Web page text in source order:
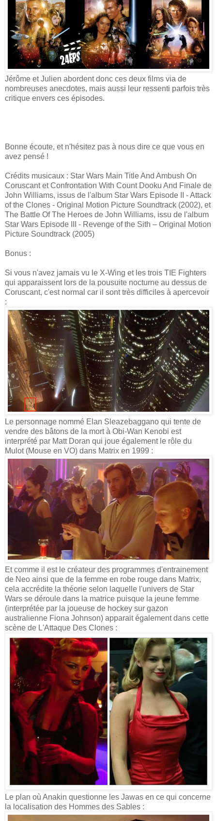
Jérôme et Julien abordent donc ces deux films via de
nombreuses anecdotes, mais aussi leur ressenti parfois très
critique envers ces épisodes.
Bonne écoute, et n'hésitez pas à nous dire ce que vous en
avez pensé !
Crédits musicaux : Star Wars Main Title And Ambush On
Coruscant et Confrontation With Count Dooku And Finale de
John Williams, issus de l'album Star Wars Episode II - Attack
of the Clones - Original Motion Picture Soundtrack (2002), et
The Battle Of The Heroes de John Williams, issu de l'album
Star Wars Episode III - Revenge of the Sith – Original Motion
Picture Soundtrack (2005)
Bonus :
Si vous n'avez jamais vu le X-Wing et les trois TIE Fighters
qui apparaissent lors de la pousuite nocturne au dessus de
Coruscant, c'est normal car il sont très difficiles à apercevoir
:
Le personnage nommé Elan Sleazebaggano qui tente de
vendre des bâtons de la mort à Obi-Wan Kenobi est
interprété par Matt Doran qui joue également le rôle du
Mulot (Mouse en VO) dans Matrix en 1999 :
Et comme il est le créateur des programmes d'entrainement
de Neo ainsi que de la femme en robe rouge dans Matrix,
cela accrédite la théorie selon laquelle l'univers de Star
Wars se déroule dans la matrice puisque la jeune femme
(interprétée par la joueuse de hockey sur gazon
australienne Fiona Johnson) apparait également dans cette
scène de L'Attaque Des Clones :
Le plan où Anakin questionne les Jawas en ce qui concerne
la localisation des Hommes des Sables :